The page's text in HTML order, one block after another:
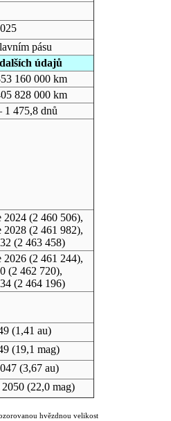
pásu
údajů
160 000 km
828 000 km
1 475,8 dnů
2024(2 460 506),
2028(2 461 982),
(2 463 458)
2026(2 461 244),
(2 462 720),
(2 464 196)
(1,41 au)
(19,1 mag)
(3,67 au)
2050(22,0 mag)
hvězdnou velikost